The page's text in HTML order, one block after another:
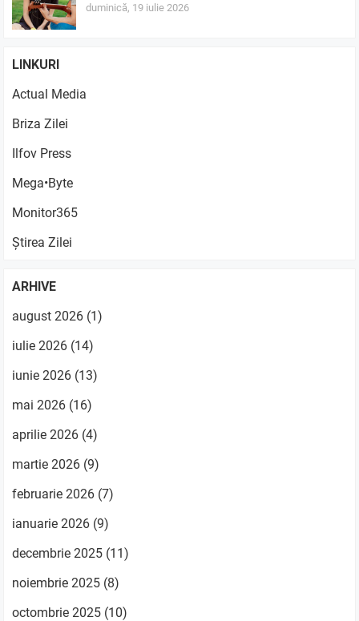
duminică, 19 iulie 2026
LINKURI
Actual Media
Briza Zilei
Ilfov Press
Mega•Byte
Monitor365
Știrea Zilei
ARHIVE
august 2026 (1)
iulie 2026 (14)
iunie 2026 (13)
mai 2026 (16)
aprilie 2026 (4)
martie 2026 (9)
februarie 2026 (7)
ianuarie 2026 (9)
decembrie 2025 (11)
noiembrie 2025 (8)
octombrie 2025 (10)